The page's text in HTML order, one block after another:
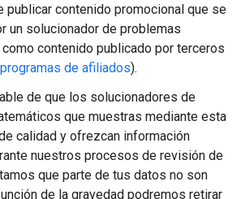
publicar contenido promocional que se
un solucionador de problemas
contenido publicado por terceros
programas de afiliados).
de que los solucionadores de
que muestras mediante esta
calidad y ofrezcan información
nuestros procesos de revisión de
que parte de tus datos no son
de la gravedad podremos retirar